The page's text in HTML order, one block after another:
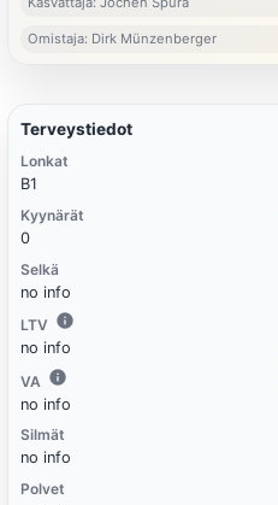
Omistaja: Dirk Münzenberger
Terveystiedot
Lonkat
B1
Kyynärät
0
Selkä
no info
LTV
no info
VA
no info
Silmät
no info
Polvet